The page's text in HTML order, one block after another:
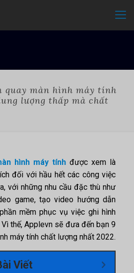
quay màn hình máy tính
lượng thấp mà chất
hình máy tính được xem là
đối với hầu hết các công việc
với những nhu cầu đặc thù như
game, tạo video hướng dẫn
mềm phục vụ việc ghi hình
thế, Applevn sẽ đưa đến bạn 9
máy tính chất lượng nhất 2022.
Viết